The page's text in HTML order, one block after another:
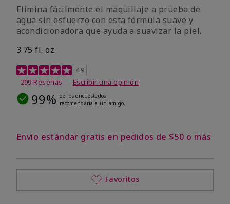
Elimina fácilmente el maquillaje a prueba de
agua sin esfuerzo con esta fórmula suave y
acondicionadora que ayuda a suavizar la piel.
3.75 fl. oz.
Calificación de clientes de 4,8 de 5
4.9
299 Reseñas
Escribir una opinión
99% de los encuestados
recomendaría a un amigo.
Envío estándar gratis en pedidos de $50 o más
Favoritos